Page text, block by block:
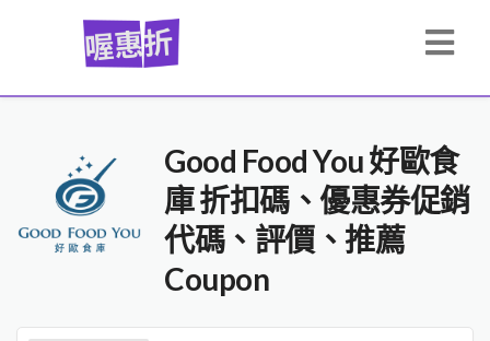
Good Food You 好歐食
庫 折扣碼、優惠券促銷
代碼、評價、推薦
Coupon